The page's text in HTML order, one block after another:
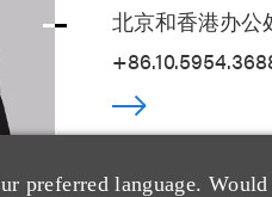
preferred language.
北京和香港办公